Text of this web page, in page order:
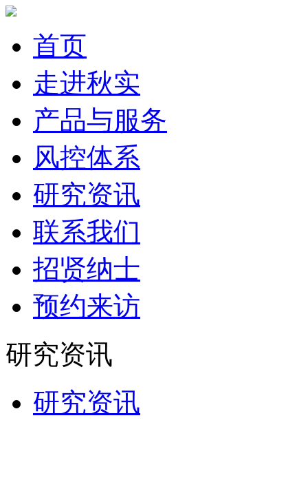
首页
走进秋实
产品与服务
风控体系
研究资讯
联系我们
招贤纳士
预约来访
研究资讯
研究资讯